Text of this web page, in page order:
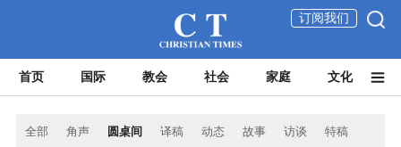
订阅我们
首页 国际 教会 社会 家庭 文化
全部 角声 圆桌间 译稿 动态 故事 访谈 特稿